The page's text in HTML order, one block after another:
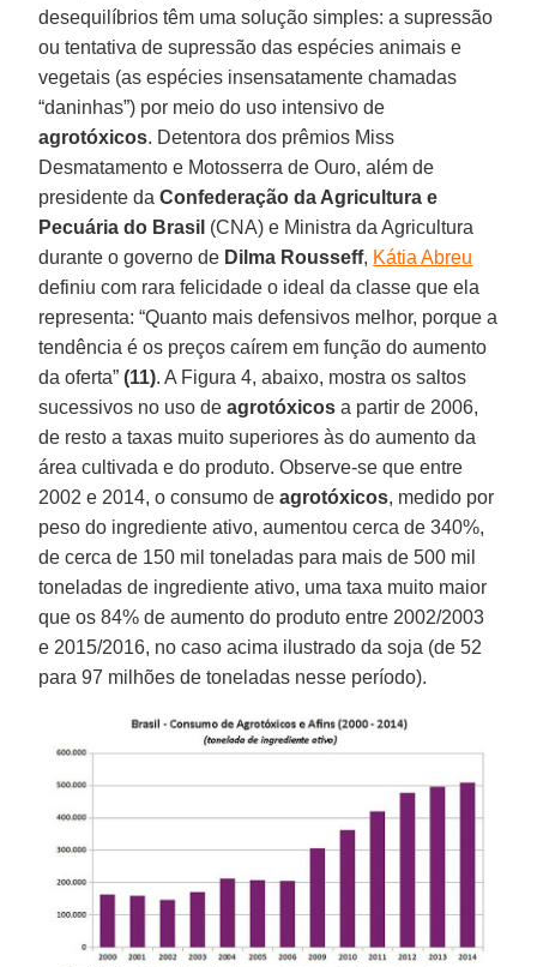
desequilíbrios têm uma solução simples: a supressão
ou tentativa de supressão das espécies animais e
vegetais (as espécies insensatamente chamadas
“daninhas”) por meio do uso intensivo de
agrotóxicos. Detentora dos prêmios Miss
Desmatamento e Motosserra de Ouro, além de
presidente daConfederação da Agricultura e
Pecuária do Brasil (CNA) e Ministra da Agricultura
durante o governo de Dilma Rousseff, Kátia Abreu
definiu com rara felicidade o ideal da classe que ela
representa: “Quanto mais defensivos melhor, porque a
tendência é os preços caírem em função do aumento
da oferta”(11). A Figura 4, abaixo, mostra os saltos
sucessivos no uso deagrotóxicos a partir de 2006,
de resto a taxas muito superiores às do aumento da
área cultivada e do produto. Observe-se que entre
2002 e 2014, o consumo deagrotóxicos, medido por
peso do ingrediente ativo, aumentou cerca de 340%,
de cerca de 150 mil toneladas para mais de 500 mil
toneladas de ingrediente ativo, uma taxa muito maior
que os 84% de aumento do produto entre 2002/2003
e 2015/2016, no caso acima ilustrado da soja (de 52
para 97 milhões de toneladas nesse período).